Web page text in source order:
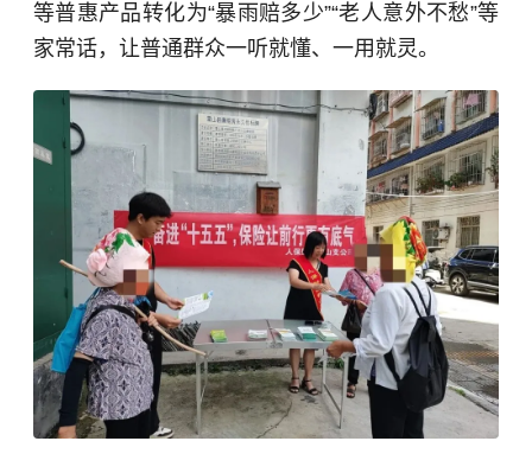
等普惠产品转化为“暴雨赔多少”“老人意外不愁”等
家常话，让普通群众一听就懂、一用就灵。